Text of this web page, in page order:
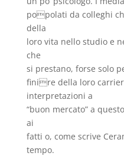
popolati da colleghi
della
loro vita nello studio e
che
si prestano, forse solo
finire della loro
interpretazioni a
“buon mercato” a
ai
fatti o, come scrive
tempo.